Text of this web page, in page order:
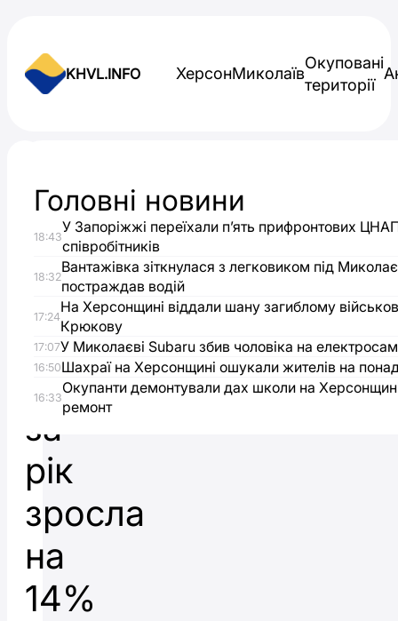
KHVL.INFO ХерсонМиколаїв
Окуповані
території
У
Херсоні
середня
заробітна
плата
за
рік
зросла
на
14%
Головні новини
18:43
У Запоріжжі переїхали п’ять прифронтових
співробітників
18:32
Вантажівка зіткнулася з легковиком під
постраждав водій
17:24
На Херсонщині віддали шану загиблому
Крюкову
17:07У Миколаєві Subaru збив чоловіка на
16:50Шахраї на Херсонщині ошукали жителів на
16:33
Окупанти демонтували дах школи на
ремонт